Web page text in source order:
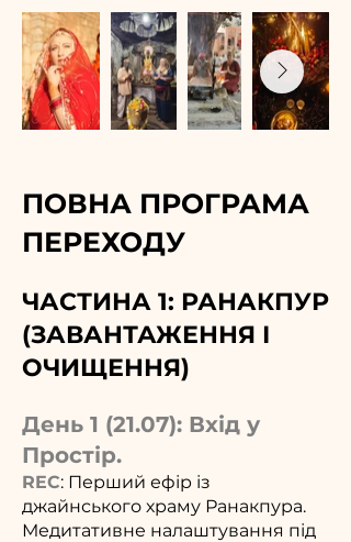
ПОВНА ПРОГРАМА
ПЕРЕХОДУ
ЧАСТИНА 1: РАНАКПУР
(ЗАВАНТАЖЕННЯ І
ОЧИЩЕННЯ)
День 1 (21.07): Вхід у
Простір.
REC: Перший ефір із
джайнського храму Ранакпура.
Медитативне налаштування під